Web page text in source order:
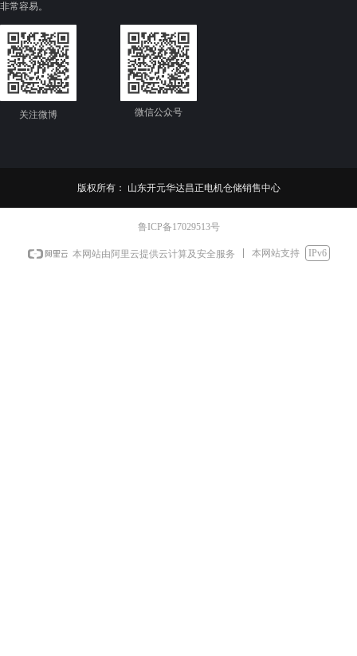
拔高度：海拔不超过1000米。
产品信息：YBX5系列隔爆型高
效率三相异步电动机符合
GB18613-2020《电动机能效限
GB/T3836.2-2021《爆炸性环境
的设备》的要求，制成隔爆
型，其防爆标志为
IEC 60034标准。具有
长寿、长可靠等优点，
版权所有： 山东开元华达昌正电机仓储销售中心
非常容易。
微信公众号
关注微博
鲁ICP备17029513号
本网站由阿里云提供云计算及安全服务 本网站支持 IPv6